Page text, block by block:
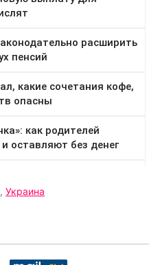
, Украина